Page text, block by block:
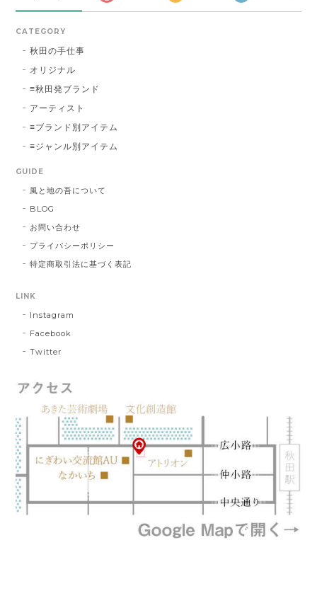
CATEGORY
秋田の手仕事
オリジナル
≡秋田発ブランド
アーティスト
≡ブランド別アイテム
≡ジャンル別アイテム
GUIDE
風と地の吾について
BLOG
お問い合わせ
プライバシーポリシー
特定商取引法に基づく表記
LINK
Instagram
Facebook
Twitter